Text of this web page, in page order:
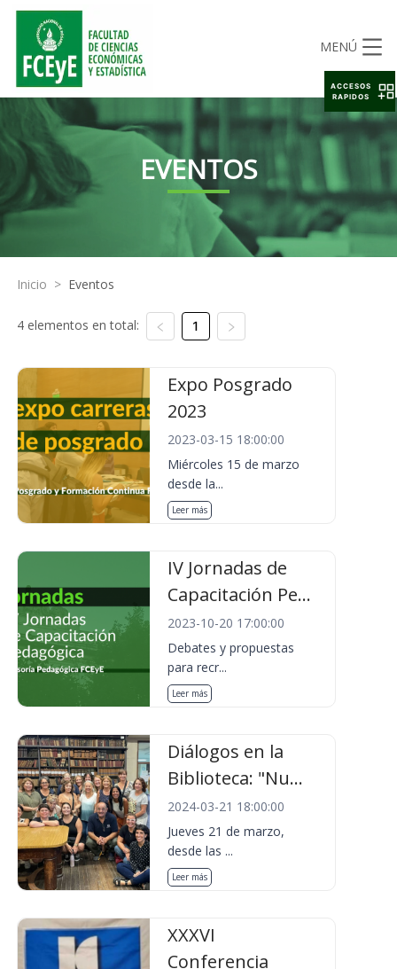
MENÚ
EVENTOS
Inicio > Eventos
4 elementos en total: 1
Expo Posgrado
2023
2023-03-15 18:00:00
Miércoles 15 de marzo
desde la...
Leer más
IV Jornadas de
Capacitación Pe...
2023-10-20 17:00:00
Debates y propuestas
para recr...
Leer más
Diálogos en la
Biblioteca: "Nu...
2024-03-21 18:00:00
Jueves 21 de marzo,
desde las ...
Leer más
XXXVI
Conferencia
ACCESOS
RAPIDOS